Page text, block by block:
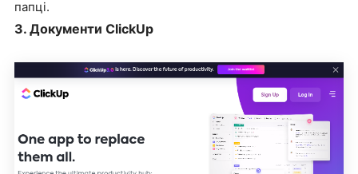
папці.
3. Документи ClickUp